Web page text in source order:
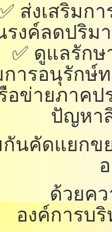
ส่งเสริมก
รงค์ลดปริม
✅ ดูแลรัก
การอนุรัก
รือข่ายภาค
ปัญหา
กันคัดแยก
ด้วยค
องค์การบ